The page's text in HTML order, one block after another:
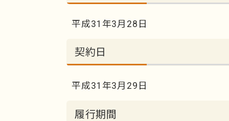
平成31年3月28日
契約日
平成31年3月29日
履行期間